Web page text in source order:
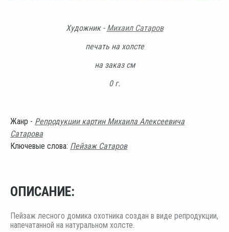
Художник - Михаил Сатаров
печать на холсте
на заказ см
0 г.
Жанр - Репродукции картин Михаила Алексеевича
Сатарова
Ключевые слова: Пейзаж Сатаров
ОПИСАНИЕ:
Пейзаж лесного домика охотника создан в виде репродукции,
напечатанной на натуральном холсте.